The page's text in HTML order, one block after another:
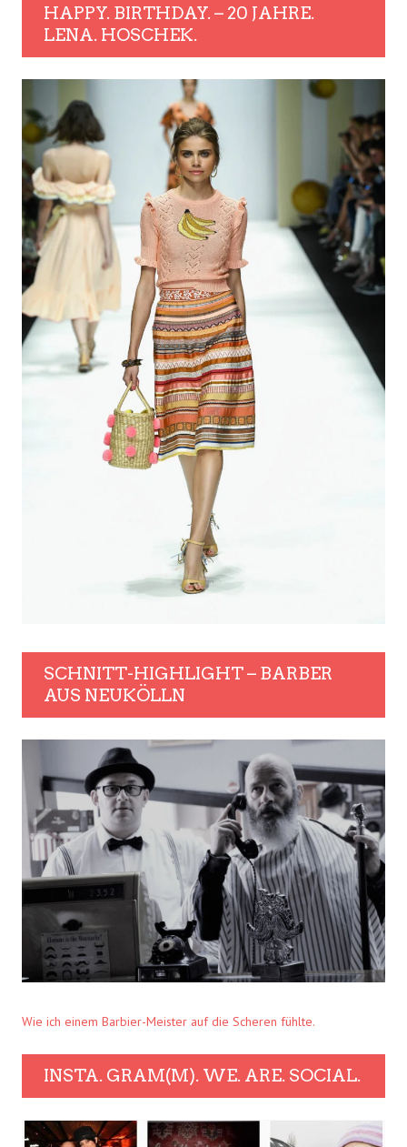
HAPPY. BIRTHDAY. – 20 JAHRE.
LENA. HOSCHEK.
SCHNITT-HIGHLIGHT – BARBER
AUS NEUKÖLLN
Wie ich einem Barbier-Meister auf die Scheren fühlte.
INSTA. GRAM(M). WE. ARE. SOCIAL.